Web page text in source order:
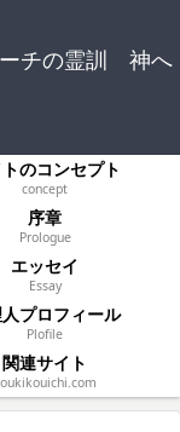
チの霊訓 神へ
のコンセプト
concept
序章
Prologue
エッセイ
Essay
プロフィール
Plofile
関連サイト